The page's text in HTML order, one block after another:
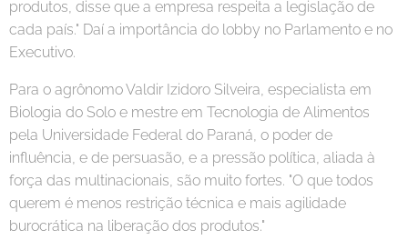
produtos, disse que a empresa respeita a legislação de
cada país." Daí a importância do lobby no Parlamento e no
Executivo.
Para o agrônomo Valdir Izidoro Silveira, especialista em
Biologia do Solo e mestre em Tecnologia de Alimentos
pela Universidade Federal do Paraná, o poder de
influência, e de persuasão, e a pressão política, aliada à
força das multinacionais, são muito fortes. "O que todos
querem é menos restrição técnica e mais agilidade
burocrática na liberação dos produtos."